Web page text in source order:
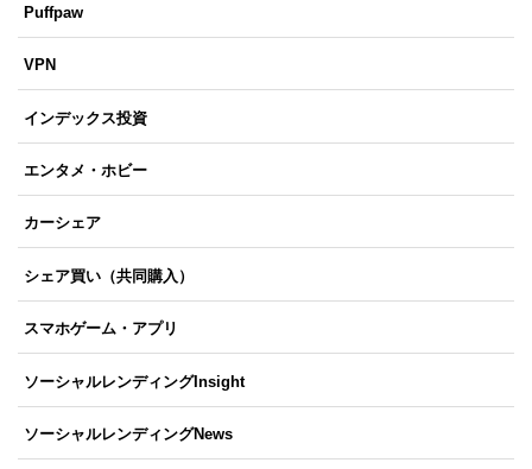
Puffpaw
VPN
インデックス投資
エンタメ・ホビー
カーシェア
シェア買い（共同購入）
スマホゲーム・アプリ
ソーシャルレンディングInsight
ソーシャルレンディングNews